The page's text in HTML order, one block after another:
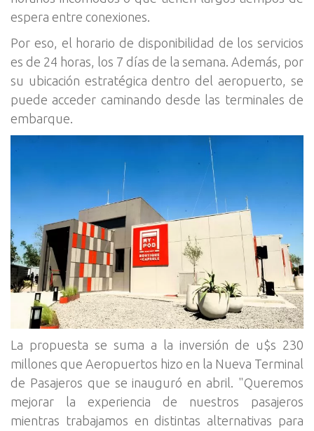
espera entre conexiones.
Por eso, el horario de disponibilidad de los servicios
es de 24 horas, los 7 días de la semana. Además, por
su ubicación estratégica dentro del aeropuerto, se
puede acceder caminando desde las terminales de
embarque.
La propuesta se suma a la inversión de u$s 230
millones que Aeropuertos hizo en la Nueva Terminal
de Pasajeros que se inauguró en abril. "Queremos
mejorar la experiencia de nuestros pasajeros
mientras trabajamos en distintas alternativas para